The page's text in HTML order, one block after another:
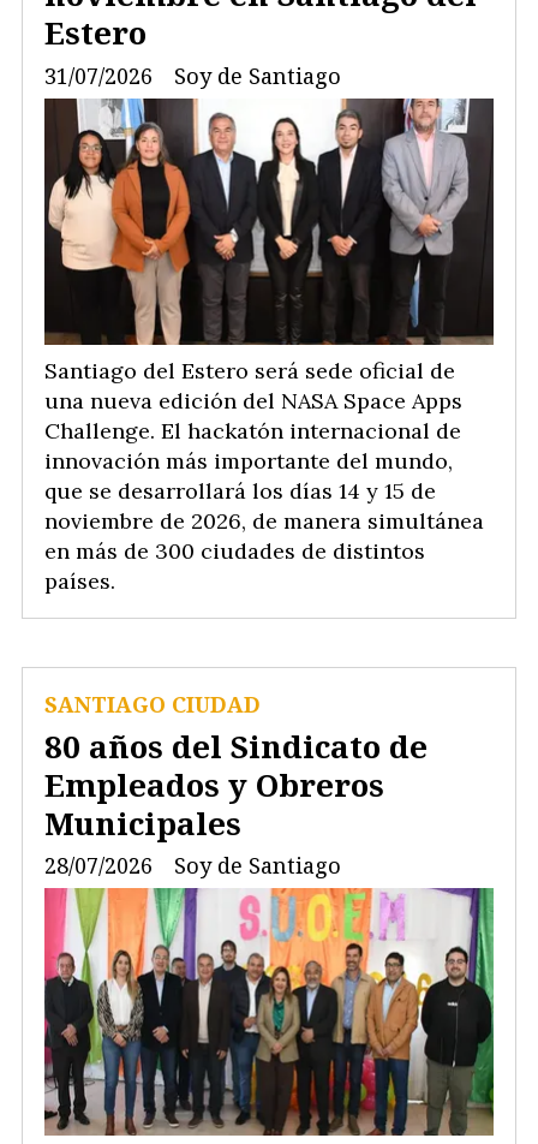
Estero
Soy de Santiago
31/07/2026
Santiago del Estero será sede oficial de
una nueva edición del NASA Space Apps
Challenge. El hackatón internacional de
innovación más importante del mundo,
que se desarrollará los días 14 y 15 de
noviembre de 2026, de manera simultánea
en más de 300 ciudades de distintos
países.
80 años del Sindicato de
Empleados y Obreros
Municipales
Soy de Santiago
SANTIAGO CIUDAD
28/07/2026